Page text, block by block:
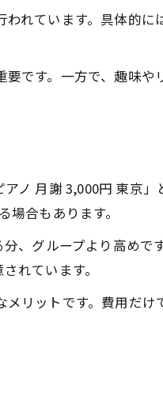
れています。具体的に
です。一方で、趣味や
ノ 月謝 3,000円 東京」
合もあります。
、グループより高めで
れています。
リットです。費用だけ